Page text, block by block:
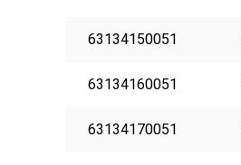
63134150051
63134160051
63134170051